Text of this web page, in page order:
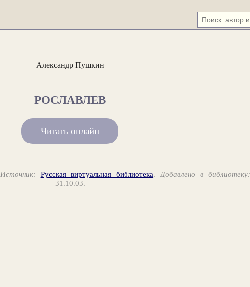
Александр Пушкин
РОСЛАВЛЕВ
Читать онлайн
Источник: Русская виртуальная библиотека.Добавлено в библиотеку:
31.10.03.